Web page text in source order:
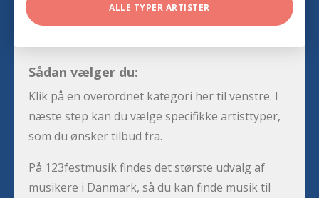
ALLE TYPER ARTISTER
Sådan vælger du:
Klik på en overordnet kategori her til venstre. I
næste step kan du vælge specifikke artisttyper,
som du ønsker tilbud fra.
På 123festmusik findes det største udvalg af
musikere i Danmark, så du kan finde musik til